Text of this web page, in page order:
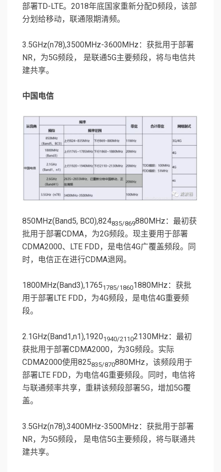
部署TD-LTE。2018年底国家重新分配D频段，该部
分划给移动，联通限期清频。
3.5GHz(n78),3500MHz-3600MHz：获批用于部署
NR，为5G频段， 是联通5G主要频段，将与电信共
建共享。
中国电信
850MHz(Band5, BC0),824835/869880MHz：最初获
批用于部署CDMA，为2G频段。现主要用于部署
CDMA2000、LTE FDD，是电信4G广覆盖频段。同
时，电信正在进行CDMA退网。
1800MHz(Band3),17651785/18601880MHz：获批
用于部署LTE FDD，为4G频段，是电信4G重要频
段。
2.1GHz(Band1,n1),19201940/21102130MHz：最初
获批用于部署CDMA2000，为3G频段。实际
CDMA2000使用825835/870880MHz，该频段用于
部署LTE FDD，为电信4G重要频段。同时，电信将
与联通频率共享，重耕该频段部署5G，增加5G覆
盖。
3.5GHz(n78),3400MHz-3500MHz：获批用于部署
NR，为5G频段， 是电信5G主要频段，将与联通共
建共享。